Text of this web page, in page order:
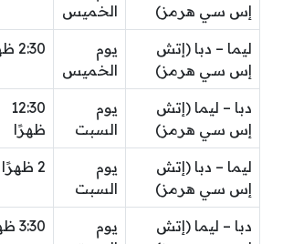
إس سي هرمز)
الخميس
ليما – دبا (إتش
إس سي هرمز)
يوم
الخميس
2:30 ظهرًا
دبا – ليما (إتش
إس سي هرمز)
يوم
السبت
12:30
ظهرًا
ليما – دبا (إتش
إس سي هرمز)
يوم
السبت
2 ظهرًا
دبا – ليما (إتش
يوم
3:30 ظهرًا